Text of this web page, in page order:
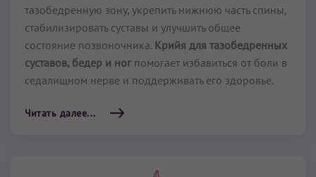
тазобедренную зону, укрепить нижнюю часть спины,
стабилизировать суставы и улучшить общее
состояние позвоночника. Крийя для тазобедренных
суставов, бедер и ногпомогает избавиться от боли в
седалищном нерве и поддерживать его здоровье.
Читать далее...